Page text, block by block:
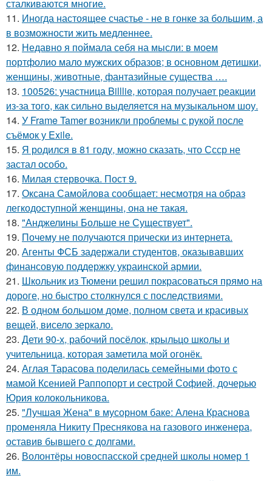
сталкиваются многие.
11. Иногда настоящее счастье - не в гонке за большим, а
в возможности жить медленнее.
12. Недавно я поймала себя на мысли: в моем
портфолио мало мужских образов; в основном детишки,
женщины, животные, фантазийные существа ….
13. 100526: участница Billlie, которая получает реакции
из-за того, как сильно выделяется на музыкальном шоу.
14. У Frame Tamer возникли проблемы с рукой после
съёмок у Exile.
15. Я родился в 81 году, можно сказать, что Ссср не
застал особо.
16. Милая стервочка. Пост 9.
17. Оксана Самойлова сообщает: несмотря на образ
легкодоступной женщины, она не такая.
18. "Анджелины Больше не Существует".
19. Почему не получаются прически из интернета.
20. Агенты ФСБ задержали студентов, оказывавших
финансовую поддержку украинской армии.
21. Школьник из Тюмени решил покрасоваться прямо на
дороге, но быстро столкнулся с последствиями.
22. В одном большом доме, полном света и красивых
вещей, висело зеркало.
23. Дети 90-х, рабочий посёлок, крыльцо школы и
учительница, которая заметила мой огонёк.
24. Аглая Тарасова поделилась семейными фото с
мамой Ксенией Раппопорт и сестрой Софией, дочерью
Юрия колокольникова.
25. "Лучшая Жена" в мусорном баке: Алена Краснова
променяла Никиту Преснякова на газового инженера,
оставив бывшего с долгами.
26. Волонтёры новоспасской средней школы номер 1
им.